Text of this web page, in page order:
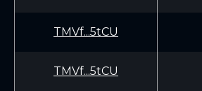
TMVf...5tCU
TMVf...5tCU